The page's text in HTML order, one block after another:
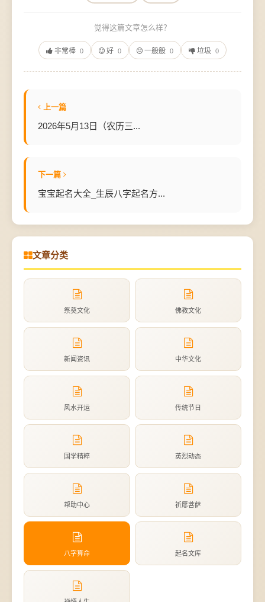
觉得这篇文章怎么样？
非常棒 0 好 0 一般般 0 垃圾 0
上一篇
2026年5月13日（农历三...
下一篇
宝宝起名大全_生辰八字起名方...
文章分类
祭奠文化 佛教文化
新闻资讯 中华文化
风水开运 传统节日
国学精粹 英烈动态
帮助中心 祈愿菩萨
八字算命 起名文库